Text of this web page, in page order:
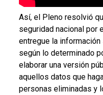
Así, el Pleno resolvió
seguridad nacional por
entregue la
según lo determinado
elaborar una versión
aquellos datos que
personas eliminadas y